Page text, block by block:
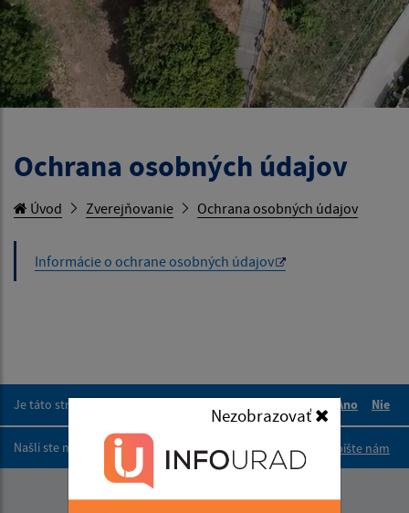
Nezobrazovať
Ochrana osobných údajov
Úvod Zverejňovanie Ochrana osobných údajov
Informácie o ochrane osobných údajov
Je táto stránka užitočná?
Áno
Nie
Našli ste na stránke chybu?
Napíšte nám
Napíšte nám: